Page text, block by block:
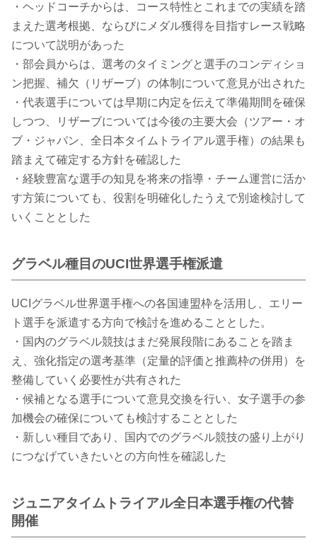
・ヘッドコーチからは、コース特性とこれまでの実績を踏
まえた選考根拠、ならびにメダル獲得を目指すレース戦略
について説明があった
・部会員からは、選考のタイミングと選手のコンディショ
ン把握、補欠（リザーブ）の体制について意見が出された
・代表選手については早期に内定を伝えて準備期間を確保
しつつ、リザーブについては今後の主要大会（ツアー・オ
ブ・ジャパン、全日本タイムトライアル選手権）の結果も
踏まえて確定する方針を確認した
・経験豊富な選手の知見を将来の指導・チーム運営に活か
す方策についても、役割を明確化したうえで別途検討して
いくこととした
グラベル種目のUCI世界選手権派遣
UCIグラベル世界選手権への各国連盟枠を活用し、エリー
ト選手を派遣する方向で検討を進めることとした。
・国内のグラベル競技はまだ発展段階にあることを踏ま
え、強化指定の選考基準（定量的評価と推薦枠の併用）を
整備していく必要性が共有された
・候補となる選手について意見交換を行い、女子選手の参
加機会の確保についても検討することとした
・新しい種目であり、国内でのグラベル競技の盛り上がり
につなげていきたいとの方向性を確認した
ジュニアタイムトライアル全日本選手権の代替
開催